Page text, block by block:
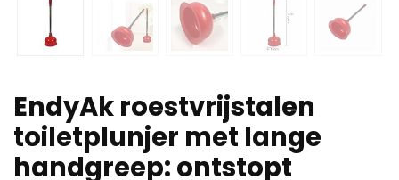
EndyAk roestvrijstalen
toiletplunjer met lange
handgreep: ontstopt